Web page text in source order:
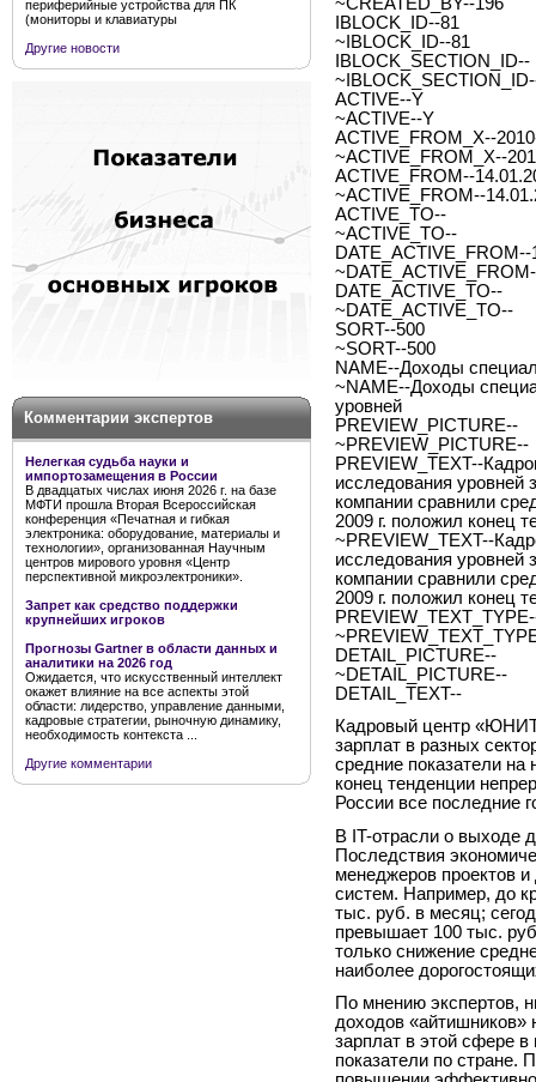
периферийные устройства для ПК
(мониторы и клавиатуры
Другие новости
Комментарии экспертов
Нелегкая судьба науки и
импортозамещения в России
В двадцатых числах июня 2026 г. на базе
МФТИ прошла Вторая Всероссийская
конференция «Печатная и гибкая
электроника: оборудование, материалы и
технологии», организованная Научным
центров мирового уровня «Центр
перспективной микроэлектроники».
Запрет как средство поддержки
крупнейших игроков
Прогнозы Gartner в области данных и
аналитики на 2026 год
Ожидается, что искусственный интеллект
окажет влияние на все аспекты этой
области: лидерство, управление данными,
кадровые стратегии, рыночную динамику,
необходимость контекста ...
Другие комментарии
IBLOCK_ID--81
~IBLOCK_ID--81
IBLOCK_SECTION_ID--
ACTIVE--Y
~ACTIVE--Y
ACTIVE_FROM_X--
~ACTIVE_FROM_X--
ACTIVE_FROM--
~ACTIVE_FROM--
ACTIVE_TO--
~ACTIVE_TO--
DATE_ACTIVE_FROM--
DATE_ACTIVE_TO--
~DATE_ACTIVE_TO--
SORT--500
~SORT--500
NAME--Доходы
~NAME--Доходы
уровней
PREVIEW_PICTURE--
~PREVIEW_PICTURE--
PREVIEW_TEXT--
исследования уровней
компании сравнили
2009 г. положил конец
~PREVIEW_TEXT--
исследования уровней
компании сравнили
2009 г. положил конец
DETAIL_PICTURE--
~DETAIL_PICTURE--
DETAIL_TEXT--
Кадровый центр
зарплат в разных
средние показатели на
конец тенденции
России все последние
В IT-отрасли о выходе
Последствия
менеджеров проектов
систем. Например, до
тыс. руб. в месяц;
превышает 100 тыс.
только снижение
наиболее
По мнению экспертов,
доходов «айтишников»
зарплат в этой сфере
показатели по стране.